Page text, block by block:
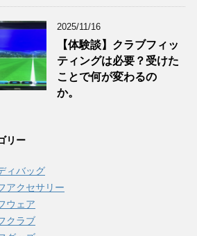
2025/11/16
【体験談】クラブフィッ
ティングは必要？受けた
ことで何が変わるの
か。
リー
ィバッグ
アクセサリー
ウェア
クラブ